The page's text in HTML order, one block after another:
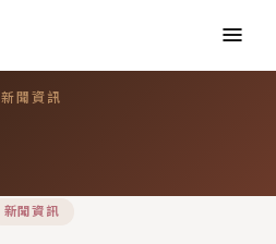
新聞資訊
新聞資訊